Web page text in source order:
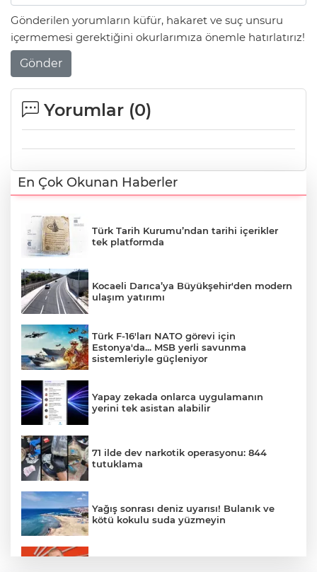
Gönderilen yorumların küfür, hakaret ve suç unsuru
içermemesi gerektiğini okurlarımıza önemle hatırlatırız!
Gönder
Yorumlar (0)
En Çok Okunan Haberler
Türk Tarih Kurumu’ndan tarihi içerikler
tek platformda
Kocaeli Darıca’ya Büyükşehir'den modern
ulaşım yatırımı
Türk F-16'ları NATO görevi için
Estonya'da... MSB yerli savunma
sistemleriyle güçleniyor
Yapay zekada onlarca uygulamanın
yerini tek asistan alabilir
71 ilde dev narkotik operasyonu: 844
tutuklama
Yağış sonrası deniz uyarısı! Bulanık ve
kötü kokulu suda yüzmeyin